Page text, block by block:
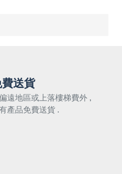
送貨
遠地區或上落樓梯費外 ,
產品免費送貨 .